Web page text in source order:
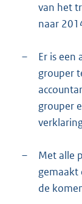
van het
naar
–
Er is een
grouper
grouper
–
Met alle
gemaakt
de